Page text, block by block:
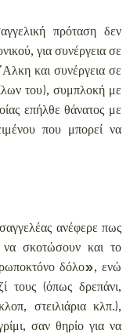
πρόταση δεν
για συνέργεια σε
και συνέργεια σε
του), συμπλοκή με
επήλθε θάνατος με
που μπορεί να
ανέφερε πως
να σκοτώσουν και το
δόλο», ενώ
τους (όπως δρεπάνι,
στειλιάρια κλπ.),
σαν θηρίο για να